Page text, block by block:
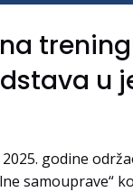
u
2025. godine
samouprave“